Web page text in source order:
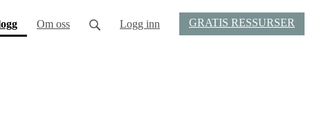
(current)
Om oss Logg inn GRATIS RESSURSER